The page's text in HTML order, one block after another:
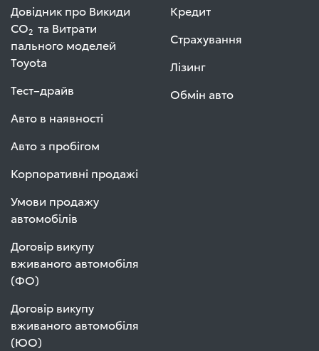
Довідник про Викиди
СО2 та Витрати
пального моделей
Toyota
Тест–драйв
Авто в наявності
Авто з пробігом
Корпоративні продажі
Умови продажу
автомобілів
Договір викупу
вживаного автомобіля
(ФО)
Договір викупу
вживаного автомобіля
(ЮО)
Кредит
Страхування
Лізинг
Обмін авто